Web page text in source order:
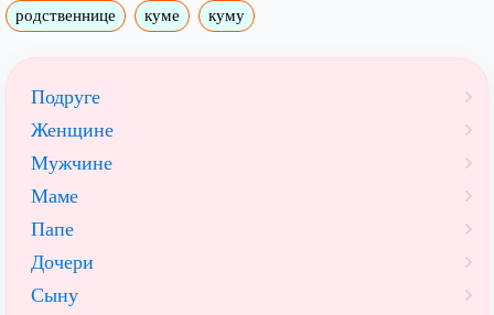
родственнице куме куму
Подруге
Женщине
Мужчине
Маме
Папе
Дочери
Сыну